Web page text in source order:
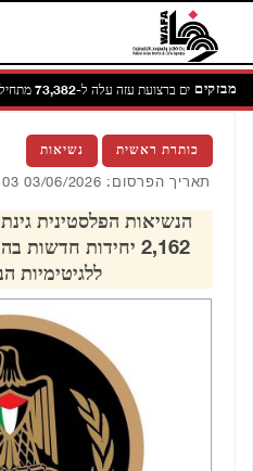
מבזקים
מניין ההרוגים ברצועת עזה עלה ל-73,382 מתחילת המתקפה
כותרת ראשית נשיאות
תאריך הפרסום: 03/06/2026 03:03 PM
הנשיאות הפלסטינית
2,162 יחידות
ללגיטימיות